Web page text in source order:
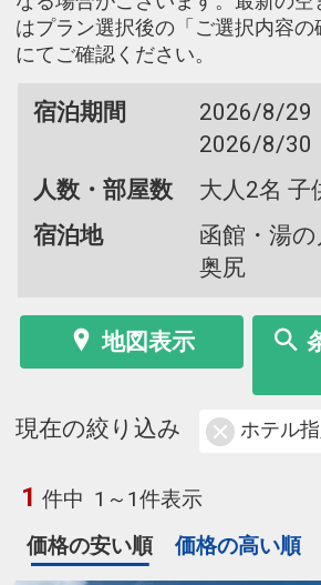
はプラン選択後の「ご選択内容
にてご確認ください。
宿泊期間
2026/8/29
2026/8/30
人数・部屋数
大人2名 子
宿泊地
函館・湯の
奥尻
地図表示
現在の絞り込み ホテル
1 件中 1～1件表示
価格の安い順
価格の高い順